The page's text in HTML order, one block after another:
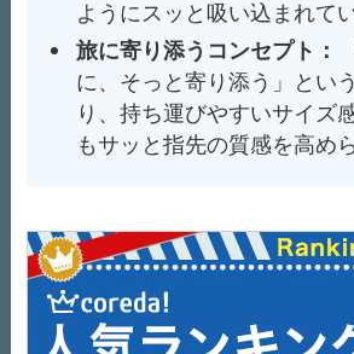
ようにスッと吸い込まれて
旅に寄り添うコンセプト：
に、そっと寄り添う」とい
り、持ち運びやすいサイズ
もサッと指先の質感を高め